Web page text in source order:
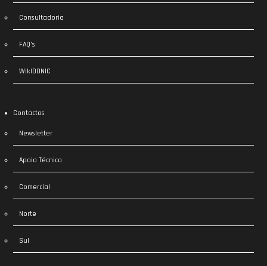
Consultadoria
FAQ’s
WikIDONIC
Contactos
Newsletter
Apoio Técnico
Comercial
Norte
Sul